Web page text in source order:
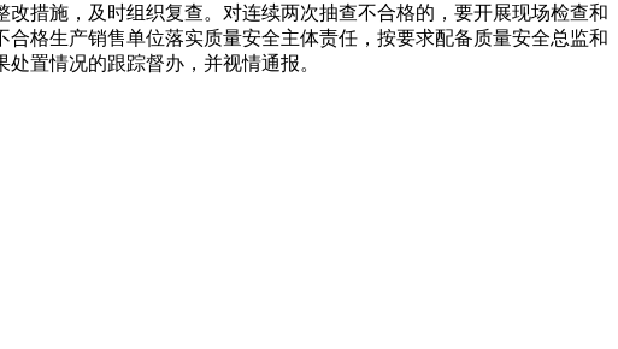
措施，及时组织复查。对连续两次抽查不合格的，要开展现场检查和
格生产销售单位落实质量安全主体责任，按要求配备质量安全总监和
置情况的跟踪督办，并视情通报。